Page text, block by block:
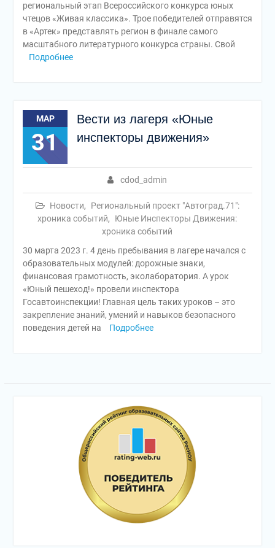
региональный этап Всероссийского конкурса юных
чтецов «Живая классика». Трое победителей отправятся
в «Артек» представлять регион в финале самого
масштабного литературного конкурса страны. Свой
Подробнее
МАР
31
Вести из лагеря «Юные
инспекторы движения»
cdod_admin
Новости,
Региональный проект "Автоград.71":
хроника событий,
Юные Инспекторы Движения:
хроника событий
30 марта 2023 г. 4 день пребывания в лагере начался с
образовательных модулей: дорожные знаки,
финансовая грамотность, эколаборатория. А урок
«Юный пешеход!» провели инспектора
Госавтоинспекции! Главная цель таких уроков – это
закрепление знаний, умений и навыков безопасного
поведения детей на
Подробнее